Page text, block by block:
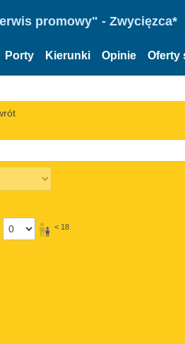
promowy" - Zwycięzca*
Porty Kierunki Opinie Oferty
< 18